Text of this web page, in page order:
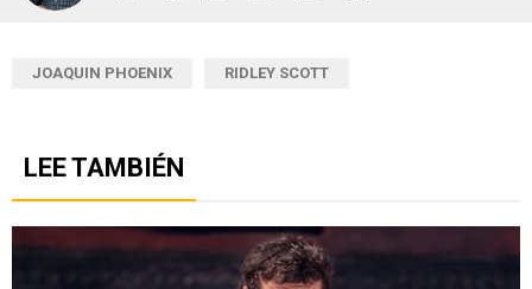
JOAQUIN PHOENIX RIDLEY SCOTT
LEE TAMBIÉN